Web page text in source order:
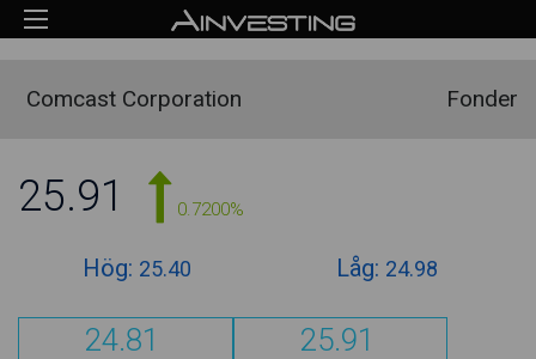
Comcast Corporation Fonder
25.91 0.7200%
Hög: 25.40 Låg: 24.98
24.81 25.91